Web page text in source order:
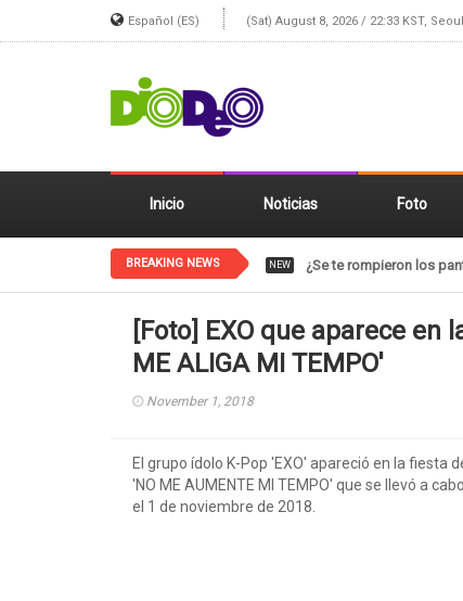
Español (ES) (Sat) August 8, 2026 / 22:33 KST,
Inicio Noticias Foto
BREAKING NEWS NEW El gif de NCT
[Foto] EXO que aparece en
ME ALIGA MI TEMPO'
November 1, 2018
El grupo ídolo K-Pop 'EXO' apareció en la fiesta
'NO ME AUMENTE MI TEMPO' que se llevó a
el 1 de noviembre de 2018.